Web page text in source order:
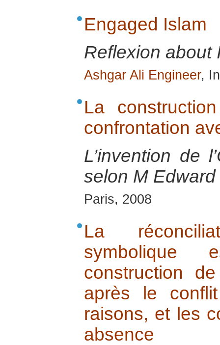
Engaged Islam
Reflexion about
Ashgar Ali Engineer,
La
confrontation
L’invention de
selon M
Paris, 2008
La
symbolique
construction
après le
raisons, et les
absence